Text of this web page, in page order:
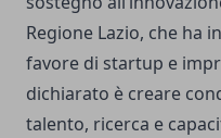
Regione Lazio, che ha
favore di startup e
dichiarato è creare
talento, ricerca e